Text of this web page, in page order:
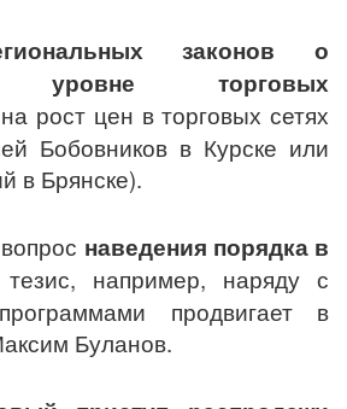
законов о
уровне торговых
рост цен в торговых сетях
Бобовников в Курске или
в Брянске).
наведения порядка в
например, наряду с
продвигает в
Буланов.